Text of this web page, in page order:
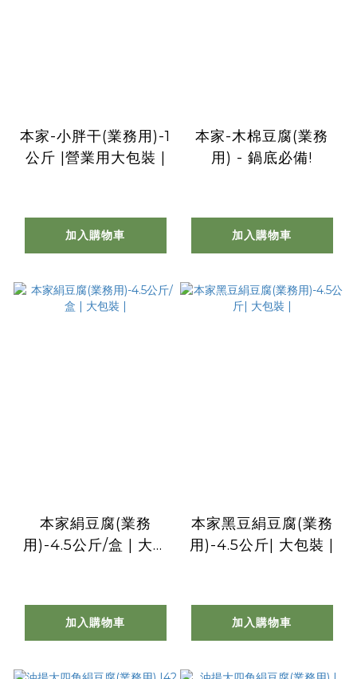
本家-小胖干(業務用)-1
公斤 |營業用大包裝 |
加入購物車
本家-木棉豆腐(業務
用) - 鍋底必備!
加入購物車
本家絹豆腐(業務
用)-4.5公斤/盒 | 大包
加入購物車
本家黑豆絹豆腐(業務
用)-4.5公斤| 大包裝 |
加入購物車